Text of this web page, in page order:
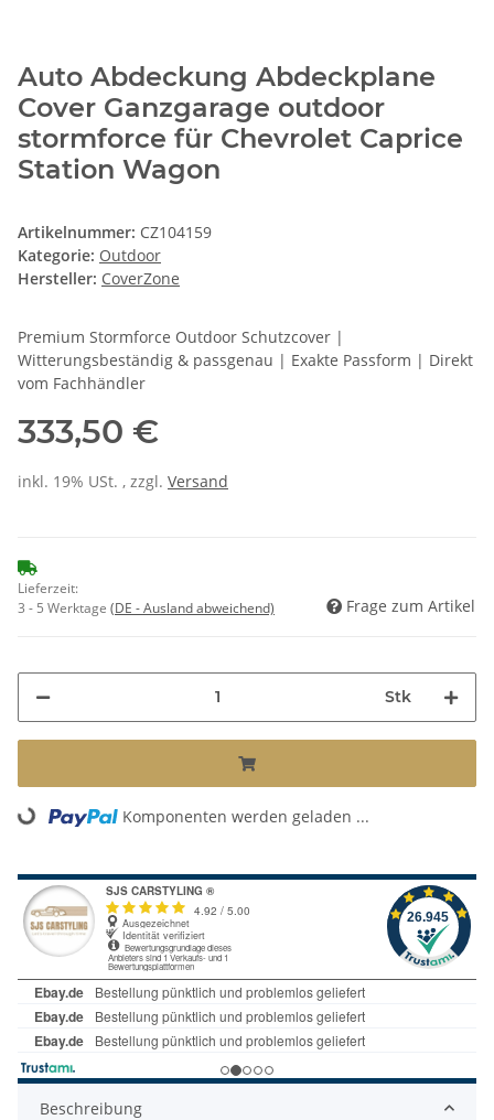
Auto Abdeckung Abdeckplane
Cover Ganzgarage outdoor
stormforce für Chevrolet Caprice
Station Wagon
Artikelnummer: CZ104159
Kategorie: Outdoor
Hersteller: CoverZone
Premium Stormforce Outdoor Schutzcover |
Witterungsbeständig & passgenau | Exakte Passform | Direkt
vom Fachhändler
333,50 €
inkl. 19% USt. , zzgl. Versand
Lieferzeit:
3 - 5 Werktage (DE - Ausland abweichend) Frage zum Artikel
Stk
Loading... Komponenten werden geladen ...
Beschreibung